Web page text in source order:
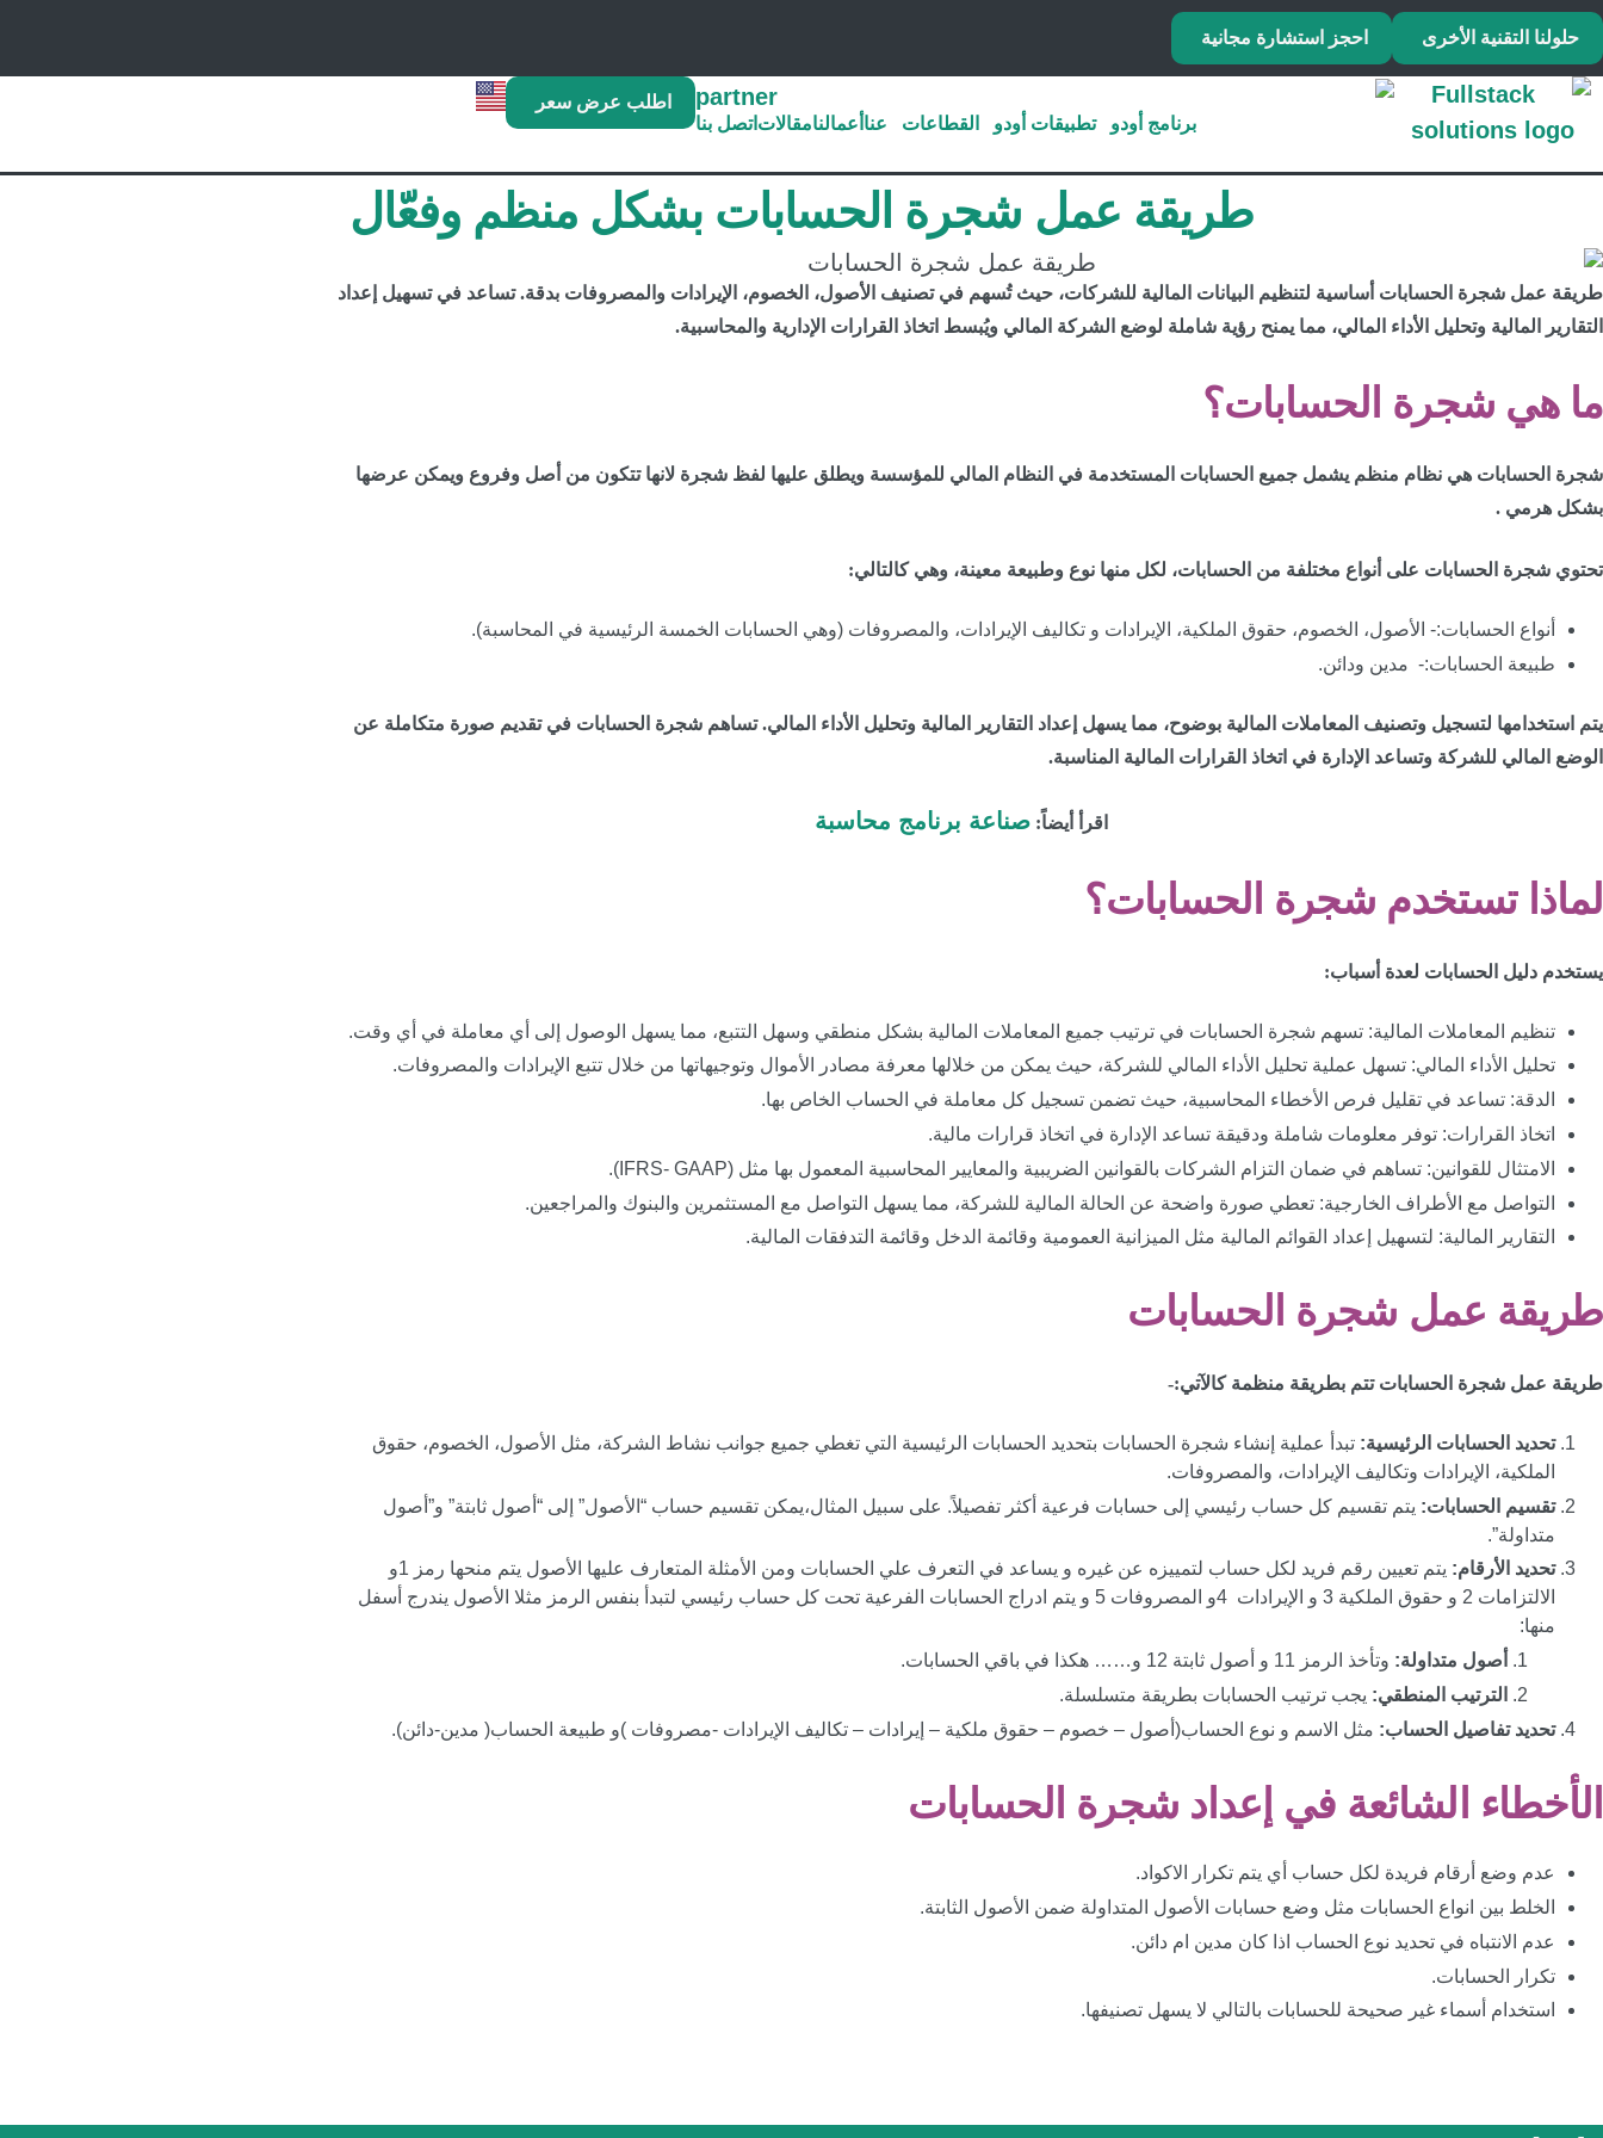
حلولنا التقنية الأخرى احجز استشارة مجانية
برنامج أودو تطبيقات أودو القطاعات عنا أعمالنامقالات اتصل بنا
اطلب عرض سعر
طريقة عمل شجرة الحسابات بشكل منظم وفعّال
طريقة عمل شجرة الحسابات أساسية لتنظيم البيانات المالية للشركات، حيث تُسهم في تصنيف الأصول، الخصوم، الإيرادات والمصروفات بدقة. تساعد في تسهيل إعداد
التقارير المالية وتحليل الأداء المالي، مما يمنح رؤية شاملة لوضع الشركة المالي ويُبسط اتخاذ القرارات الإدارية والمحاسبية.
ما هي شجرة الحسابات؟
شجرة الحسابات هي نظام منظم يشمل جميع الحسابات المستخدمة في النظام المالي للمؤسسة ويطلق عليها لفظ شجرة لانها تتكون من أصل وفروع ويمكن عرضها
بشكل هرمي .
تحتوي شجرة الحسابات على أنواع مختلفة من الحسابات، لكل منها نوع وطبيعة معينة، وهي كالتالي:
أنواع الحسابات:- الأصول، الخصوم، حقوق الملكية، الإيرادات و تكاليف الإيرادات، والمصروفات (وهي الحسابات الخمسة الرئيسية في المحاسبة).
طبيعة الحسابات:- مدين ودائن.
يتم استخدامها لتسجيل وتصنيف المعاملات المالية بوضوح، مما يسهل إعداد التقارير المالية وتحليل الأداء المالي. تساهم شجرة الحسابات في تقديم صورة متكاملة عن
الوضع المالي للشركة وتساعد الإدارة في اتخاذ القرارات المالية المناسبة.
اقرأ أيضاً: صناعة برنامج محاسبة
لماذا تستخدم شجرة الحسابات؟
يستخدم دليل الحسابات لعدة أسباب:
تنظيم المعاملات المالية: تسهم شجرة الحسابات في ترتيب جميع المعاملات المالية بشكل منطقي وسهل التتبع، مما يسهل الوصول إلى أي معاملة في أي وقت.
تحليل الأداء المالي: تسهل عملية تحليل الأداء المالي للشركة، حيث يمكن من خلالها معرفة مصادر الأموال وتوجيهاتها من خلال تتبع الإيرادات والمصروفات.
الدقة: تساعد في تقليل فرص الأخطاء المحاسبية، حيث تضمن تسجيل كل معاملة في الحساب الخاص بها.
اتخاذ القرارات: توفر معلومات شاملة ودقيقة تساعد الإدارة في اتخاذ قرارات مالية.
الامتثال للقوانين: تساهم في ضمان التزام الشركات بالقوانين الضريبية والمعايير المحاسبية المعمول بها مثل (IFRS- GAAP).
التواصل مع الأطراف الخارجية: تعطي صورة واضحة عن الحالة المالية للشركة، مما يسهل التواصل مع المستثمرين والبنوك والمراجعين.
التقارير المالية: لتسهيل إعداد القوائم المالية مثل الميزانية العمومية وقائمة الدخل وقائمة التدفقات المالية.
طريقة عمل شجرة الحسابات
طريقة عمل شجرة الحسابات تتم بطريقة منظمة كالآتي:-
تحديد الحسابات الرئيسية: تبدأ عملية إنشاء شجرة الحسابات بتحديد الحسابات الرئيسية التي تغطي جميع جوانب نشاط الشركة، مثل الأصول، الخصوم، حقوق
الملكية، الإيرادات وتكاليف الإيرادات، والمصروفات.
تقسيم الحسابات: يتم تقسيم كل حساب رئيسي إلى حسابات فرعية أكثر تفصيلاً. على سبيل المثال،يمكن تقسيم حساب “الأصول” إلى “أصول ثابتة” و”أصول
متداولة”.
تحديد الأرقام:
يتم تعيين رقم فريد لكل حساب لتمييزه عن غيره و يساعد في التعرف علي الحسابات ومن الأمثلة المتعارف عليها الأصول يتم منحها رمز 1و
الالتزامات 2 و حقوق الملكية 3 و الإيرادات 4و المصروفات 5 و يتم ادراج الحسابات الفرعية تحت كل حساب رئيسي لتبدأ بنفس الرمز مثلا الأصول يندرج أسفل
منها:
أصول متداولة: وتأخذ الرمز 11 و أصول ثابتة 12 و…… هكذا في باقي الحسابات.
الترتيب المنطقي: يجب ترتيب الحسابات بطريقة متسلسلة.
تحديد تفاصيل الحساب: مثل الاسم و نوع الحساب(أصول – خصوم – حقوق ملكية – إيرادات – تكاليف الإيرادات -مصروفات )و طبيعة الحساب( مدين-دائن).
الأخطاء الشائعة في إعداد شجرة الحسابات
عدم وضع أرقام فريدة لكل حساب أي يتم تكرار الاكواد.
الخلط بين انواع الحسابات مثل وضع حسابات الأصول المتداولة ضمن الأصول الثابتة.
عدم الانتباه في تحديد نوع الحساب اذا كان مدين ام دائن.
تكرار الحسابات.
استخدام أسماء غير صحيحة للحسابات بالتالي لا يسهل تصنيفها.